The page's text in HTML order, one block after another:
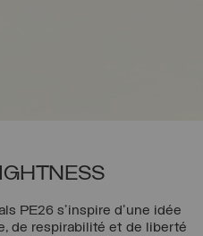
PE26 s'inspire d'une idée
de respirabilité et de liberté